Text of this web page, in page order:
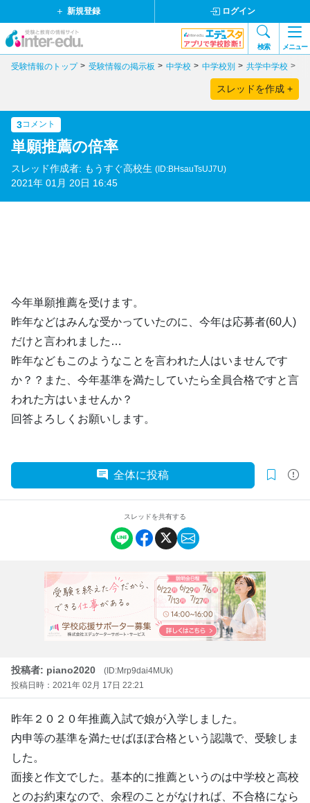
新規登録 ログイン
検索 メニュー
受験情報のトップ 受験情報の掲示板 中学校 中学校別 共学中学校
スレッドを作成 +
3コメント
単願推薦の倍率
スレッド作成者: もうすぐ高校生 (ID:BHsauTsUJ7U)
2021年 01月 20日 16:45
今年単願推薦を受けます。
昨年などはみんな受かっていたのに、今年は応募者(60人)
だけと言われました…
昨年などもこのようなことを言われた人はいませんです
か？？また、今年基準を満たしていたら全員合格ですと言
われた方はいませんか？
回答よろしくお願いします。
全体に投稿
スレッドを共有する
投稿者: piano2020
(ID:Mrp9dai4MUk)
投稿日時：2021年 02月 17日 22:21
昨年２０２０年推薦入試で娘が入学しました。
内申等の基準を満たせばほぼ合格という認識で、受験しま
した。
面接と作文でした。基本的に推薦というのは中学校と高校
とのお約束なので、余程のことがなければ、不合格になら